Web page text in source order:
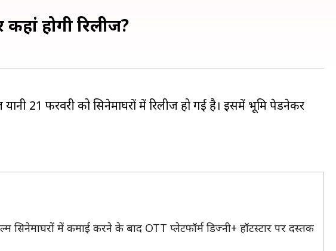
होगी रिलीज?
21 फरवरी को सिनेमाघरों में रिलीज हो गई है। इसमें भूमि पेडनेकर
सिनेमाघरों में कमाई करने के बाद OTT प्लेटफॉर्म डिज्नी+ हॉटस्टार पर दस्तक